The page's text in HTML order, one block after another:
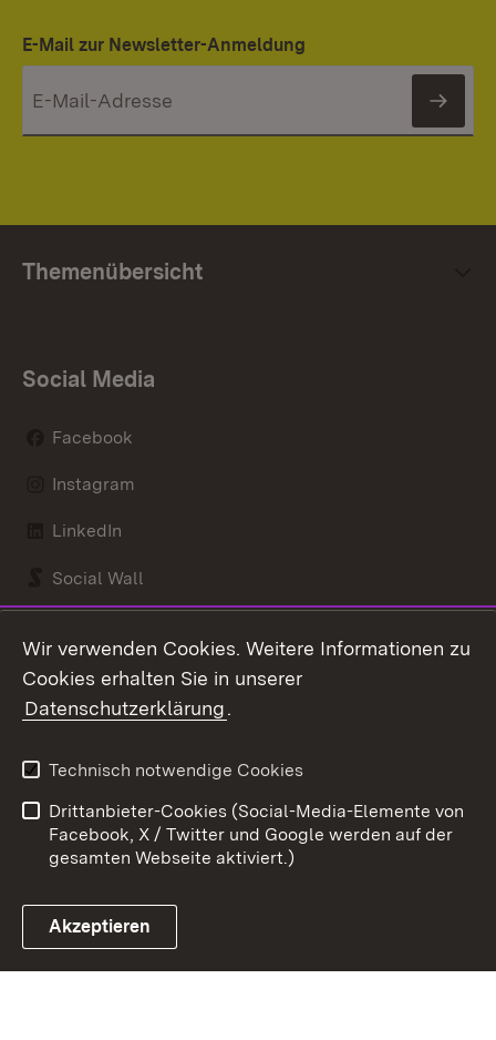
E-Mail zur Newsletter-Anmeldung
Themenübersicht
Social Media
Facebook
Instagram
LinkedIn
Social Wall
Link zum Landesportal
Kontakt
Barrierefreiheit
Impressum
Cookies
Wir verwenden Cookies. Weitere Informationen zu
Cookies erhalten Sie in unserer
Datenschutzerklärung.
Technisch notwendige Cookies
Drittanbieter-Cookies (Social-Media-Elemente von
Facebook, X / Twitter und Google werden auf der
gesamten Webseite aktiviert.)
Akzeptieren